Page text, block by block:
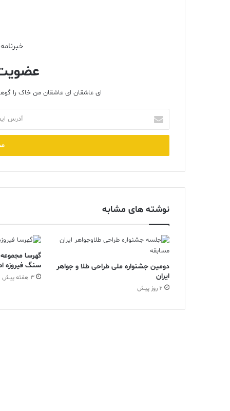
ای عاشقان ای عاشقان من خاک را
ایمیل
خود
وارد
نوشته های مشابه
دومین جشنواره ملی طراحی طلا و جواهر
ایران
2 روز پیش
گهرسا
سنگ فیروزه
3 هفته پیش